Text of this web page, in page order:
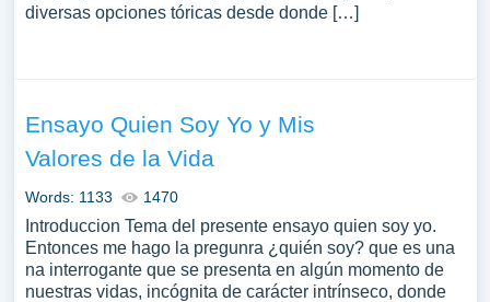
diversas opciones tóricas desde donde […]
Ensayo Quien Soy Yo y Mis
Valores de la Vida
Words: 1133 1470
Introduccion Tema del presente ensayo quien soy yo.
Entonces me hago la pregunra ¿quién soy? que es una
na interrogante que se presenta en algún momento de
nuestras vidas, incógnita de carácter intrínseco, donde